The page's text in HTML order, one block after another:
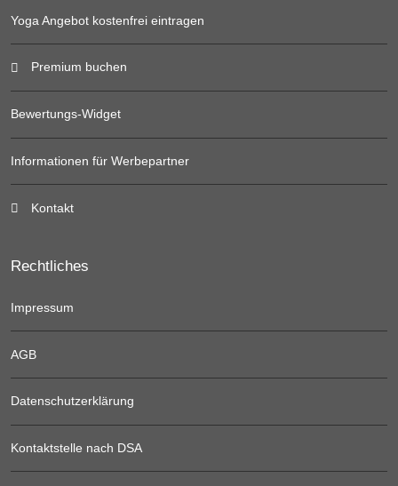
Yoga Angebot kostenfrei eintragen
Premium buchen
Bewertungs-Widget
Informationen für Werbepartner
Kontakt
Rechtliches
Impressum
AGB
Datenschutzerklärung
Kontaktstelle nach DSA